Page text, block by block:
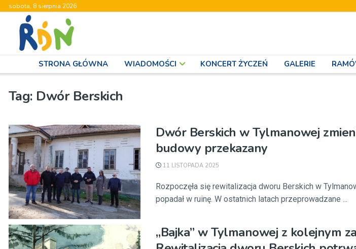
sobota, 8 sierpnia 2026
STRONA GŁÓWNA WIADOMOŚCI KONCERT ŻYCZEŃ GALERIE
Tag: Dwór Berskich
Dwór Berskich w Tylmanowej
budowy przekazany
11 LISTOPADA 2025
Rozpoczęła się rewitalizacja dworu Berskich w
popadał w ruinę. W ostatnich latach przeprowadzane ...
„Bajka” w Tylmanowej z kolejnym